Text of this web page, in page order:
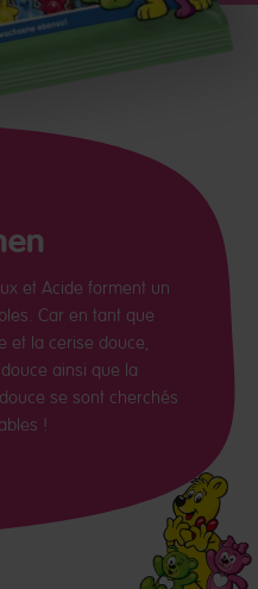
et Acide forment un
Car en tant que
et la cerise douce,
ainsi que la
se sont cherchés
!